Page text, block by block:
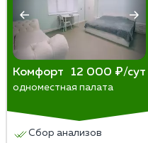
Комфорт 12 000 ₽/сут
одноместная палата
Сбор анализов